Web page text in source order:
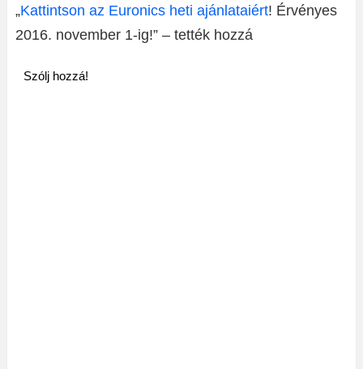
„Kattintson az Euronics heti ajánlataiért! Érvényes
2016. november 1-ig!” – tették hozzá
Szólj hozzá!